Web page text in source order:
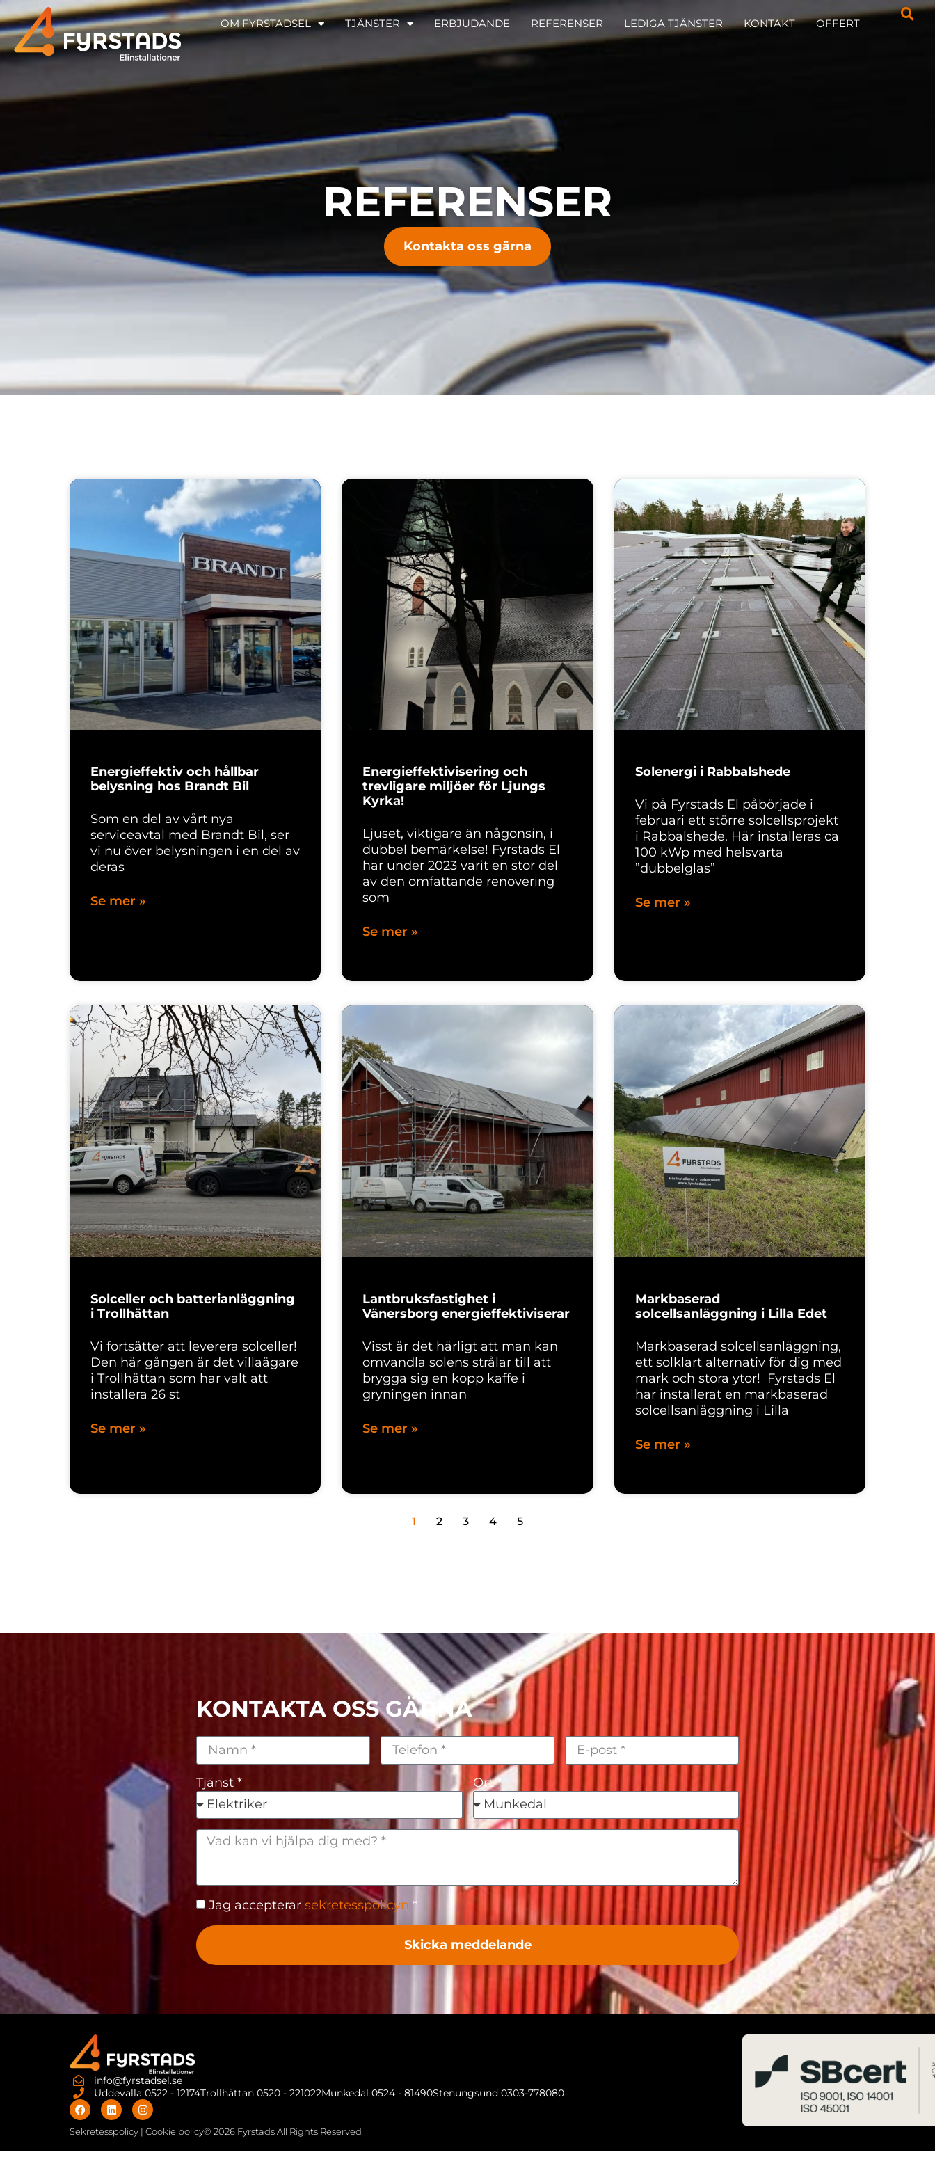
OM FYRSTADSEL TJÄNSTER ERBJUDANDE REFERENSER LEDIGA TJÄNSTER KONTAKT OFFERT
REFERENSER
Kontakta oss gärna
Energieffektiv och hållbar
belysning hos Brandt Bil
Som en del av vårt nya
serviceavtal med Brandt Bil, ser
vi nu över belysningen i en del av
deras
Se mer »
Energieffektivisering och
trevligare miljöer för Ljungs
Kyrka!
Ljuset, viktigare än någonsin, i
dubbel bemärkelse! Fyrstads El
har under 2023 varit en stor del
av den omfattande renovering
som
Se mer »
Solenergi i Rabbalshede
Vi på Fyrstads El påbörjade i
februari ett större solcellsprojekt
i Rabbalshede. Här installeras ca
100 kWp med helsvarta
”dubbelglas”
Se mer »
Solceller och batterianläggning
i Trollhättan
Vi fortsätter att leverera solceller!
Den här gången är det villaägare
i Trollhättan som har valt att
installera 26 st
Se mer »
Lantbruksfastighet i
Vänersborg energieffektiviserar
Visst är det härligt att man kan
omvandla solens strålar till att
brygga sig en kopp kaffe i
gryningen innan
Se mer »
Markbaserad
solcellsanläggning i Lilla Edet
Markbaserad solcellsanläggning,
ett solklart alternativ för dig med
mark och stora ytor! Fyrstads El
har installerat en markbaserad
solcellsanläggning i Lilla
Se mer »
1 2 3 4 5
KONTAKTA OSS GÄRNA
Tjänst * Ort *
Jag accepterar sekretesspolicyn *
Skicka meddelande
info@fyrstadsel.se
Uddevalla 0522 - 12174Trollhättan 0520 - 221022Munkedal 0524 - 81490Stenungsund 0303-778080
Sekretesspolicy | Cookie policy© 2026 Fyrstads All Rights Reserved